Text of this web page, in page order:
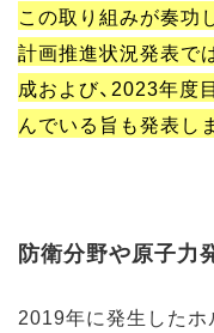
この取り組みが奏功
計画推進状況発表で
成および、2023年度
んでいる旨も発表し
防衛分野や原子力
2019年に発生した